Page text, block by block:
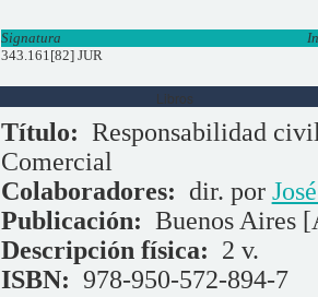
Signatura
343.161[82] JUR
Libros
Título: Responsabilidad
Comercial
Colaboradores: dir. por
Publicación: Buenos Aires
Descripción física: 2 v.
ISBN: 978-950-572-894-7